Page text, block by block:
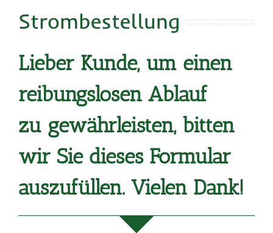
Strombestellung
Lieber Kunde, um einen
reibungslosen Ablauf
zu gewährleisten, bitten
wir Sie dieses Formular
auszufüllen. Vielen Dank!